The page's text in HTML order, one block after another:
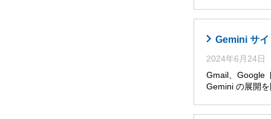
Gemini サ
2024年6月24日
Gmail、Google
Gemini の展開